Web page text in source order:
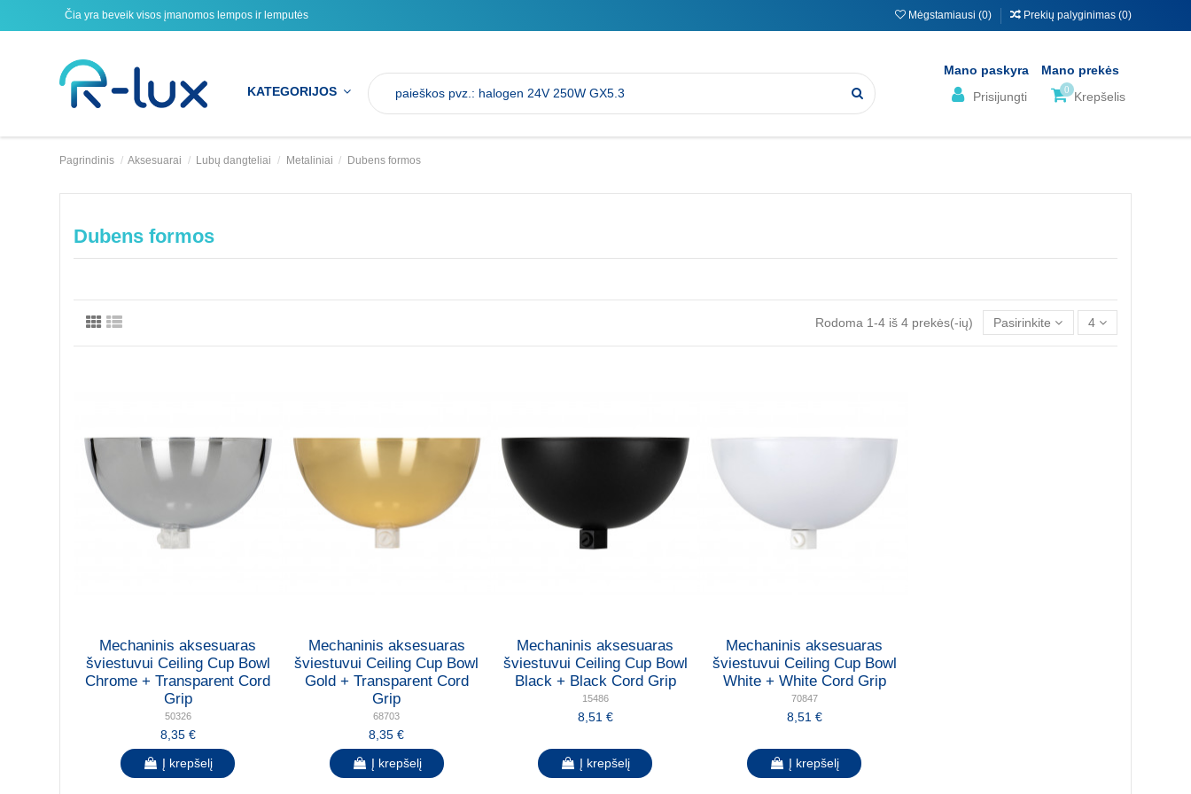
Čia yra beveik visos įmanomos lempos ir lemputės Mėgstamiausi (0) Prekių palyginimas (0)
KATEGORIJOS
Mano paskyra
Prisijungti
Mano prekės
0Krepšelis
Pagrindinis Aksesuarai Lubų dangteliai Metaliniai Dubens formos
Dubens formos
Rodoma 1-4 iš 4 prekės(-ių) Pasirinkite 4
Mechaninis aksesuaras
šviestuvui Ceiling Cup Bowl
Chrome + Transparent Cord
Grip
50326
8,35 €
Į krepšelį
Mechaninis aksesuaras
šviestuvui Ceiling Cup Bowl
Gold + Transparent Cord
Grip
68703
8,35 €
Į krepšelį
Mechaninis aksesuaras
šviestuvui Ceiling Cup Bowl
Black + Black Cord Grip
15486
8,51 €
Į krepšelį
Mechaninis aksesuaras
šviestuvui Ceiling Cup Bowl
White + White Cord Grip
70847
8,51 €
Į krepšelį